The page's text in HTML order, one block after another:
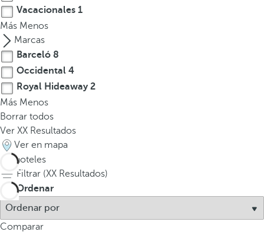
Vacacionales 1
Más Menos
Marcas
Barceló 8
Occidental 4
Royal Hideaway2
Más Menos
Borrar todos
Ver XX Resultados
Ver en mapa
hoteles
Filtrar (XX Resultados)
Ordenar
Comparar